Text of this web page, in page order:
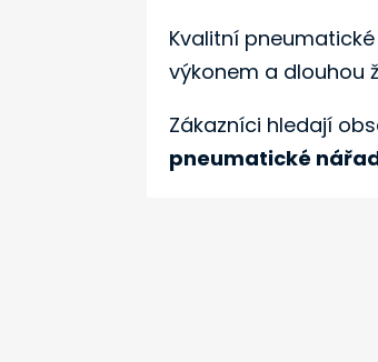
Kvalitní
výkonem a dlouhou
Zákazníci hledají
pneumatické